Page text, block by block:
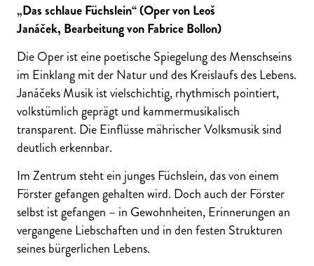
„Das schlaue Füchslein“ (Oper von Leoš
Janáček, Bearbeitung von Fabrice Bollon)
Die Oper ist eine poetische Spiegelung des Menschseins
im Einklang mit der Natur und des Kreislaufs des Lebens.
Janáčeks Musik ist vielschichtig, rhythmisch pointiert,
volkstümlich geprägt und kammermusikalisch
transparent. Die Einflüsse mährischer Volksmusik sind
deutlich erkennbar.
Im Zentrum steht ein junges Füchslein, das von einem
Förster gefangen gehalten wird. Doch auch der Förster
selbst ist gefangen – in Gewohnheiten, Erinnerungen an
vergangene Liebschaften und in den festen Strukturen
seines bürgerlichen Lebens.